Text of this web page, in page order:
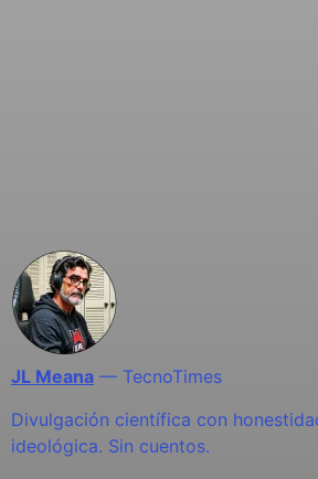
JL Meana — TecnoTimes
Divulgación científica con
ideológica. Sin cuentos.